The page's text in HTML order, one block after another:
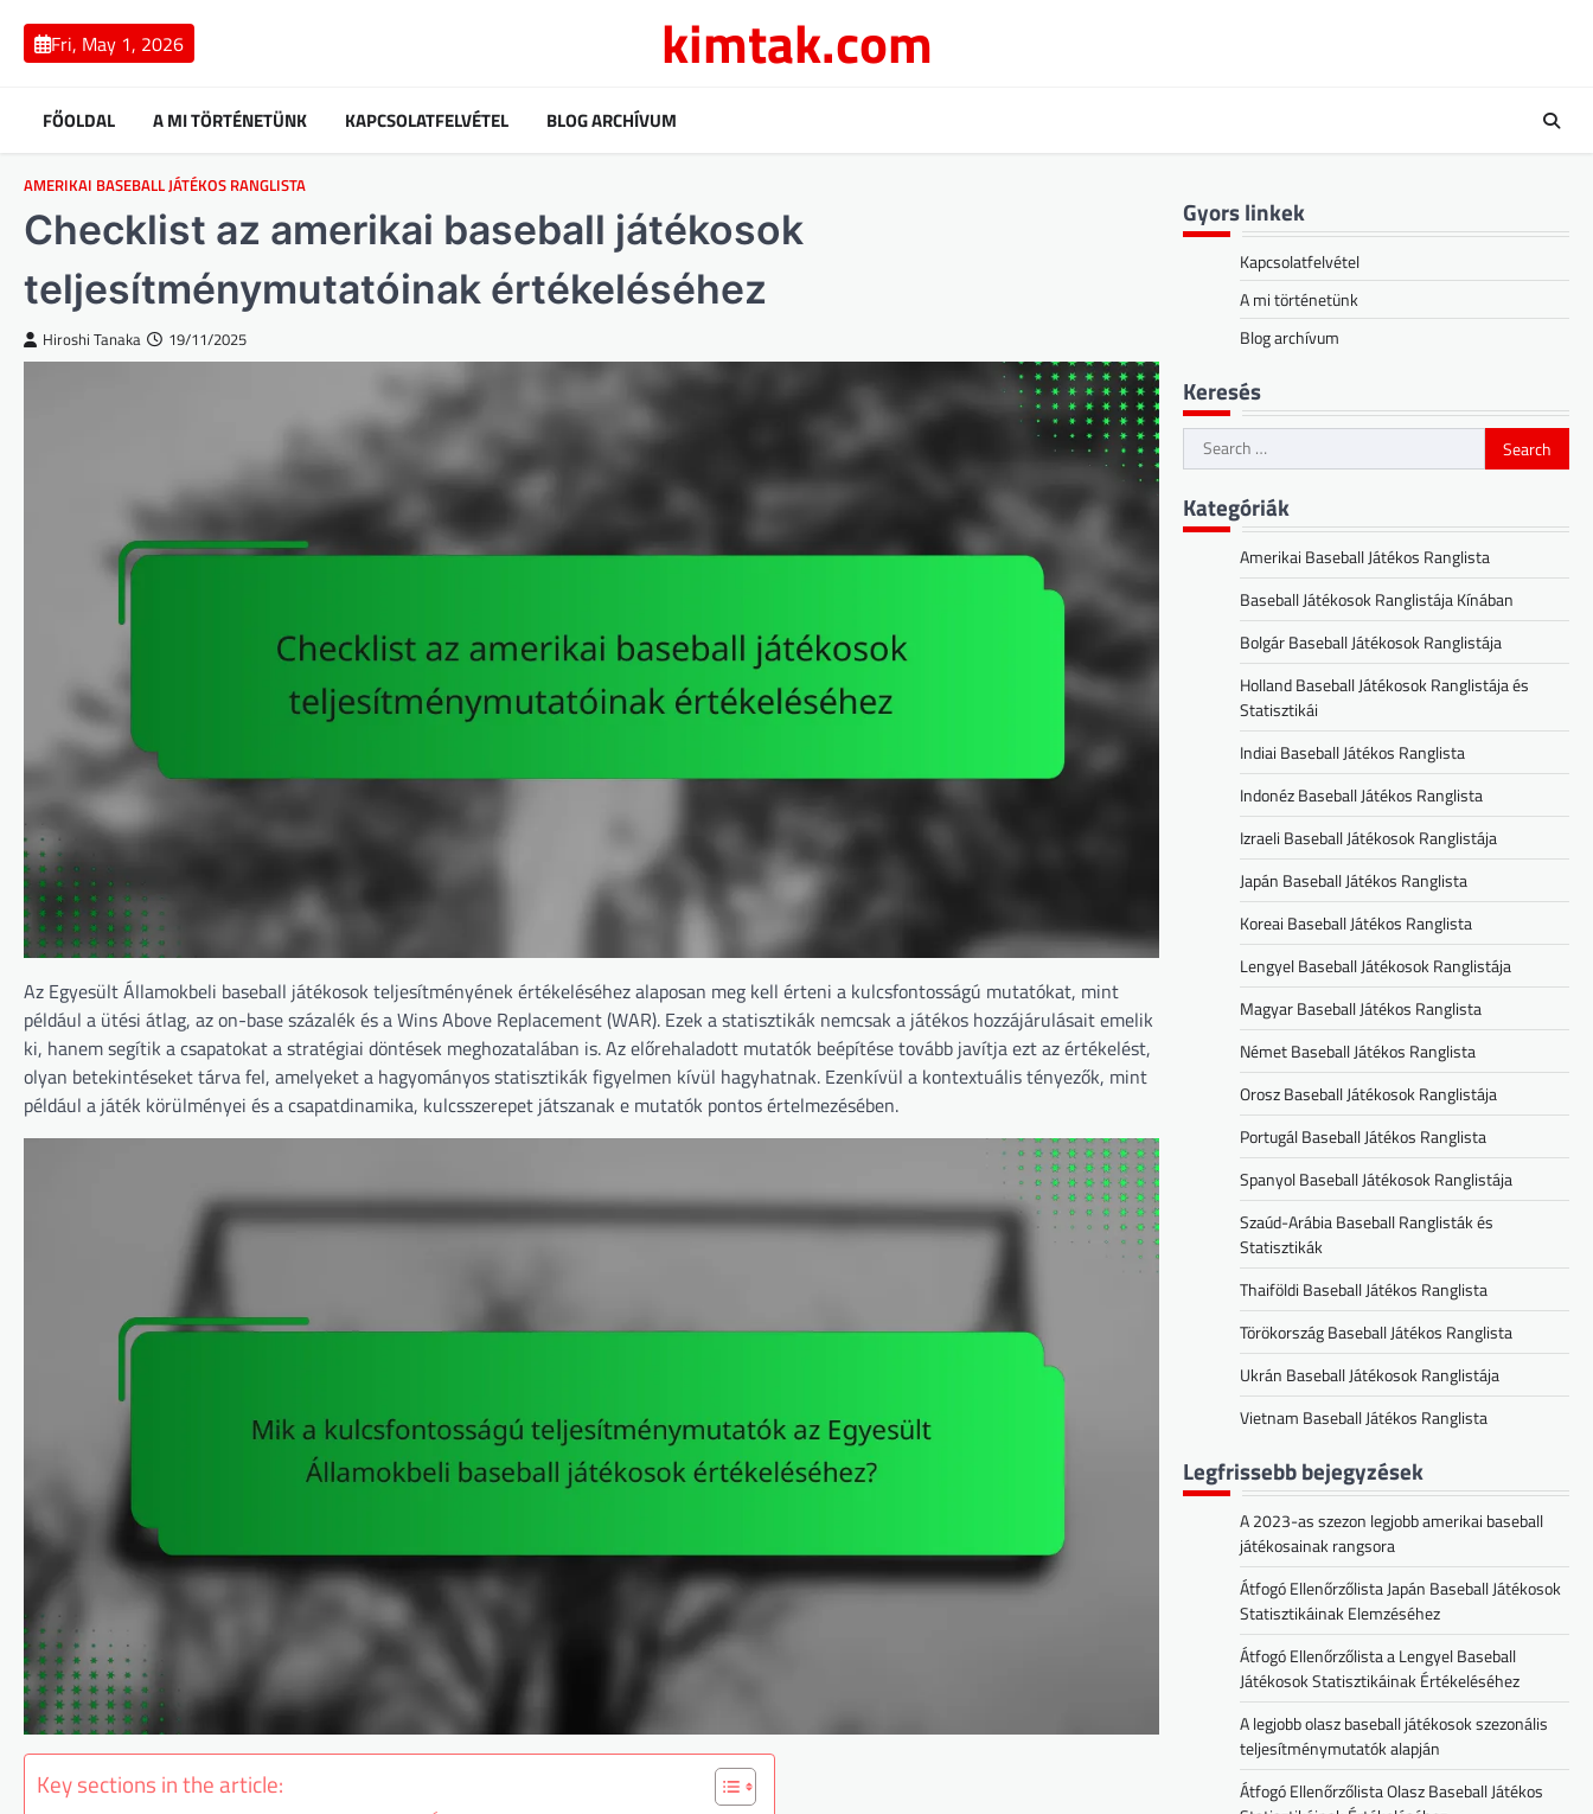
content
Fri, May 1, 2026 kimtak.com
FŐOLDAL A MI TÖRTÉNETÜNK KAPCSOLATFELVÉTEL BLOG ARCHÍVUM
AMERIKAI BASEBALL JÁTÉKOS RANGLISTA
Checklist az amerikai baseball játékosok
teljesítménymutatóinak értékeléséhez
Hiroshi Tanaka 19/11/2025
Az Egyesült Államokbeli baseball játékosok teljesítményének értékeléséhez alaposan meg kell érteni a kulcsfontosságú mutatókat, mint
például a ütési átlag, az on-base százalék és a Wins Above Replacement (WAR). Ezek a statisztikák nemcsak a játékos hozzájárulásait emelik
ki, hanem segítik a csapatokat a stratégiai döntések meghozatalában is. Az előrehaladott mutatók beépítése tovább javítja ezt az értékelést,
olyan betekintéseket tárva fel, amelyeket a hagyományos statisztikák figyelmen kívül hagyhatnak. Ezenkívül a kontextuális tényezők, mint
például a játék körülményei és a csapatdinamika, kulcsszerepet játszanak e mutatók pontos értelmezésében.
Key sections in the article:
Gyors linkek
Kapcsolatfelvétel
A mi történetünk
Blog archívum
Keresés
Search
for:
Kategóriák
Amerikai Baseball Játékos Ranglista
Baseball Játékosok Ranglistája Kínában
Bolgár Baseball Játékosok Ranglistája
Holland Baseball Játékosok Ranglistája és
Statisztikái
Indiai Baseball Játékos Ranglista
Indonéz Baseball Játékos Ranglista
Izraeli Baseball Játékosok Ranglistája
Japán Baseball Játékos Ranglista
Koreai Baseball Játékos Ranglista
Lengyel Baseball Játékosok Ranglistája
Magyar Baseball Játékos Ranglista
Német Baseball Játékos Ranglista
Orosz Baseball Játékosok Ranglistája
Portugál Baseball Játékos Ranglista
Spanyol Baseball Játékosok Ranglistája
Szaúd-Arábia Baseball Ranglisták és
Statisztikák
Thaiföldi Baseball Játékos Ranglista
Törökország Baseball Játékos Ranglista
Ukrán Baseball Játékosok Ranglistája
Vietnam Baseball Játékos Ranglista
Legfrissebb bejegyzések
A 2023-as szezon legjobb amerikai baseball
játékosainak rangsora
Átfogó Ellenőrzőlista Japán Baseball Játékosok
Statisztikáinak Elemzéséhez
Átfogó Ellenőrzőlista a Lengyel Baseball
Játékosok Statisztikáinak Értékeléséhez
A legjobb olasz baseball játékosok szezonális
teljesítménymutatók alapján
Átfogó Ellenőrzőlista Olasz Baseball Játékos